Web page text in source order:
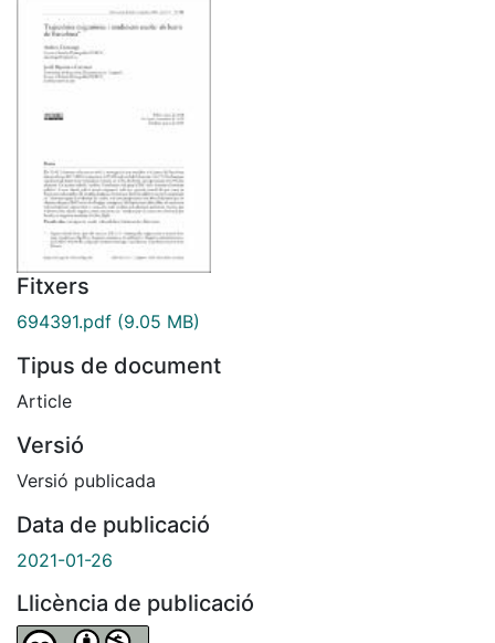
Fitxers
694391.pdf (9.05 MB)
Tipus de document
Article
Versió
Versió publicada
Data de publicació
2021-01-26
Llicència de publicació